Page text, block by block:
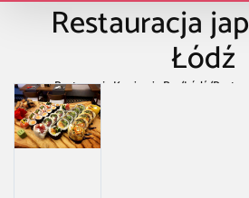
Restauracja
Łódź
Restauracja Kawiarnia Bar /Łódź /